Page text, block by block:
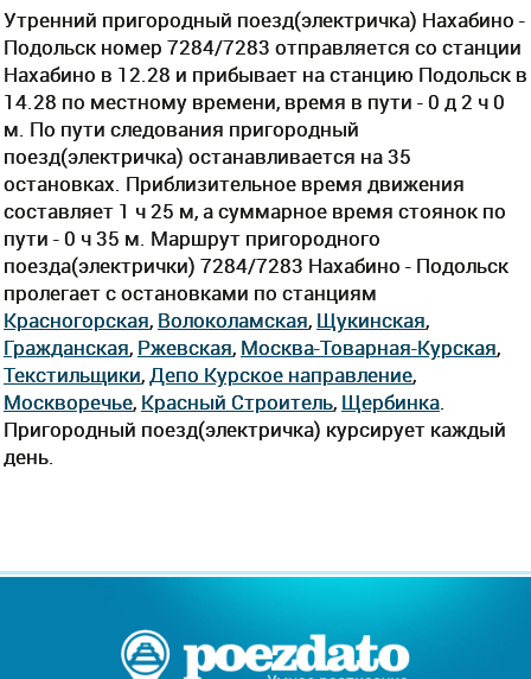
Утренний пригородный поезд(электричка) Нахабино -
Подольск номер 7284/7283 отправляется со станции
Нахабино в 12.28 и прибывает на станцию Подольск в
14.28 по местному времени, время в пути - 0 д 2 ч 0
м. По пути следования пригородный
поезд(электричка) останавливается на 35
остановках. Приблизительное время движения
составляет 1 ч 25 м, а суммарное время стоянок по
пути - 0 ч 35 м. Маршрут пригородного
поезда(электрички) 7284/7283 Нахабино - Подольск
пролегает c остановками по станциям
Красногорская, Волоколамская, Щукинская,
Гражданская, Ржевская, Москва-Товарная-Курская,
Текстильщики, Депо Курcкое направление,
Москворечье, Красный Строитель, Щербинка
Пригородный поезд(электричка) курсирует каждый
день.